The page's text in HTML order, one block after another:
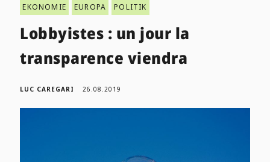
EKONOMIE EUROPA POLITIK
Lobbyistes : un jour la
transparence viendra
LUC CAREGARI 26.08.2019